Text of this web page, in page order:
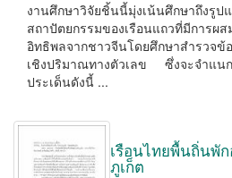
งานศึกษาวิจัยชิ้นนี้มุ่งเน้นศึกษาถึงรูป
สถาปัตยกรรมของเรือนแถวที่มีการผ
อิทธิพลจากชาวจีนโดยศึกษาสำรวจข้
เชิงปริมาณทางตัวเลข ซึ่งจะจำแน
ประเด็นดังนี้ ...
เรือนไทยพื้นถิ่นพั
ภูเก็ต